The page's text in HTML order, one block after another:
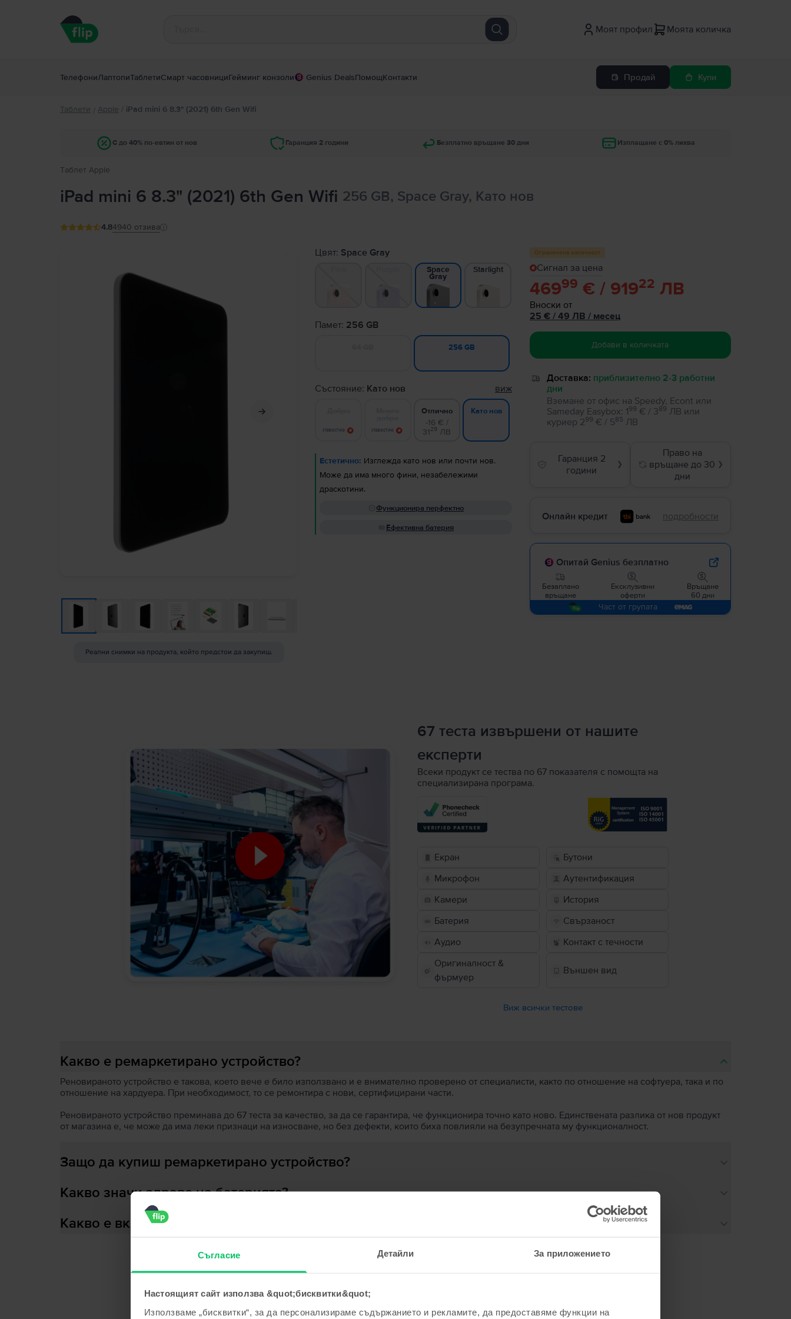
Съгласие Детайли За приложението
Настоящият сайт използва &quot;бисквитки&quot;
Използваме „бисквитки“, за да персонализираме съдържанието и рекламите, да предоставяме функции на
Моят профил Моята количка
ТелефониЛаптопиТаблетиСмарт часовнициГейминг конзоли Genius DealsПомощКонтакти Продай Купи
Таблети / Apple / iPad mini 6 8.3" (2021) 6th Gen Wifi
С до 40% по-евтин от нов Гаранция 2 години Безплатно връщане 30 дни Изплащане с 0% лихва
Tаблет Apple
iPad mini 6 8.3" (2021) 6th Gen Wifi 256 GB, Space Gray, Като нов
4.84940 отзива
Реални снимки на продукта, който предстои да закупиш.
Цвят: Space Gray
Space
Gray
Starlight
Памет: 256 GB
256 GB
Състояние: Като нов виж
Известие Известие
Отлично
-16 € /
3129 ЛВ
Като нов
Естетично: Изглежда като нов или почти нов.
Може да има много фини, незабележими
драскотини.
Функционира перфектно
Ефективна батерия
Ограничена наличност
Сигнал за цена
46999 € / 91922 ЛВ
Вноски от
25 €/ 49 ЛВ / месец
Добави в количката
Доставка: приблизително 2-3 работни
дни
Вземане от офис на Speedy, Econt или
Sameday Easybox: 199 € / 389 ЛВ или
куриер 299 € / 585 ЛВ
Гаранция 2
години
❯
Право на
връщане до 30
дни
❯
Онлайн кредит подробности
Опитай Genius безплатно
Безаплано
връщане
Ексклузивни
оферти
Връщане
60 дни
Част от групата
67 теста извършени от нашите
експерти
Всеки продукт се тества по 67 показателя с помощта на
специализирана програма.
Екран
Бутони
Микрофон
Аутентификация
Камери
История
Батерия
Свързаност
Аудио
Контакт с течности
Оригиналност &
фърмуер
Външен вид
Виж всички тестове
Какво е ремаркетирано устройство?
Реновираното устройство е такова, което вече е било използвано и е внимателно проверено от специалисти, както по отношение на софтуера, така и по
отношение на хардуера. При необходимост, то се ремонтира с нови, сертифицирани части.
Реновираното устройство преминава до 67 теста за качество, за да се гарантира, че функционира точно като ново. Единствената разлика от нов продукт
от магазина е, че може да има леки признаци на износване, но без дефекти, които биха повлияли на безупречната му функционалност.
Защо да купиш ремаркетирано устройство?
Какво значи здраве на батерията?
Какво е включено в кутията?
Сходни продукти с твоето търсене